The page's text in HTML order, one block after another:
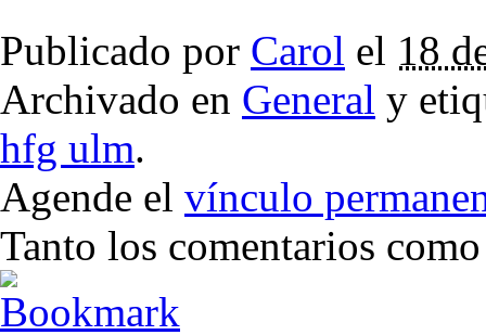
Publicado por Carol el 18
Archivado en General y
hfg ulm.
Agende el vínculo
Tanto los comentarios